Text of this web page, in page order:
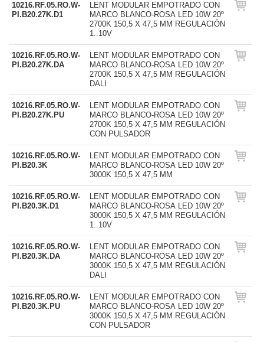
10216.RF.05.RO.W-
PI.B20.27K.D1
LENT MODULAR EMPOTRADO CON
MARCO BLANCO-ROSA LED 10W 20º
2700K 150,5 X 47,5 MM REGULACIÓN
1..10V
10216.RF.05.RO.W-
PI.B20.27K.DA
LENT MODULAR EMPOTRADO CON
MARCO BLANCO-ROSA LED 10W 20º
2700K 150,5 X 47,5 MM REGULACIÓN
DALI
10216.RF.05.RO.W-
PI.B20.27K.PU
LENT MODULAR EMPOTRADO CON
MARCO BLANCO-ROSA LED 10W 20º
2700K 150,5 X 47,5 MM REGULACIÓN
CON PULSADOR
10216.RF.05.RO.W-
PI.B20.3K
LENT MODULAR EMPOTRADO CON
MARCO BLANCO-ROSA LED 10W 20º
3000K 150,5 X 47,5 MM
10216.RF.05.RO.W-
PI.B20.3K.D1
LENT MODULAR EMPOTRADO CON
MARCO BLANCO-ROSA LED 10W 20º
3000K 150,5 X 47,5 MM REGULACIÓN
1..10V
10216.RF.05.RO.W-
PI.B20.3K.DA
LENT MODULAR EMPOTRADO CON
MARCO BLANCO-ROSA LED 10W 20º
3000K 150,5 X 47,5 MM REGULACIÓN
DALI
10216.RF.05.RO.W-
PI.B20.3K.PU
LENT MODULAR EMPOTRADO CON
MARCO BLANCO-ROSA LED 10W 20º
3000K 150,5 X 47,5 MM REGULACIÓN
CON PULSADOR